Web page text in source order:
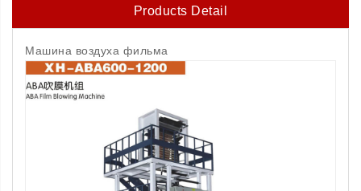
Products Detail
Машина воздуха фильма